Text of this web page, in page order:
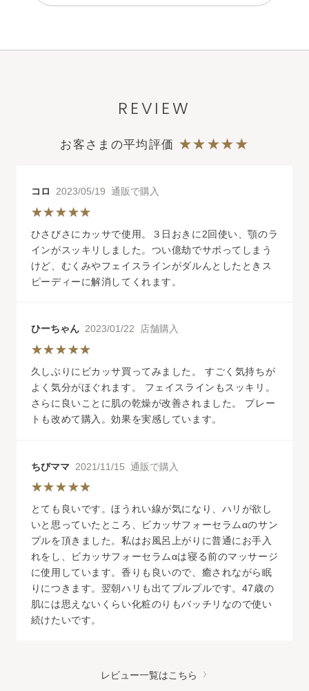
REVIEW
お客さまの平均評価
コロ 2023/05/19 通販で購入
ひさびさにカッサで使用。３日おきに2回使い、顎のラ
インがスッキリしました。つい億劫でサボってしまう
けど、むくみやフェイスラインがダルんとしたときス
ピーディーに解消してくれます。
ひーちゃん2023/01/22 店舗購入
久しぶりにビカッサ買ってみました。 すごく気持ちが
よく気分がほぐれます。 フェイスラインもスッキリ。
さらに良いことに肌の乾燥が改善されました。 プレー
トも改めて購入。効果を実感しています。
ちびママ2021/11/15 通販で購入
とても良いです。ほうれい線が気になり、ハリが欲し
いと思っていたところ、ビカッサフォーセラムαのサン
プルを頂きました。私はお風呂上がりに普通にお手入
れをし、ビカッサフォーセラムαは寝る前のマッサージ
に使用しています。香りも良いので、癒されながら眠
りにつきます。翌朝ハリも出てプルプルです。47歳の
肌には思えないくらい化粧のりもバッチリなので使い
続けたいです。
レビュー一覧はこちら